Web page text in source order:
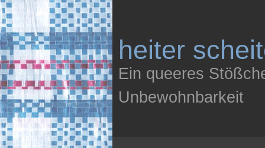
heiter
Ein queeres
Unbewohnbarkeit